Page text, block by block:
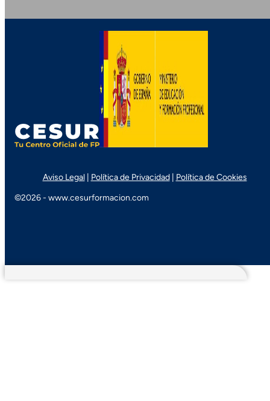
Aviso Legal| Política de Privacidad| Política de Cookies
©2026 - www.cesurformacion.com